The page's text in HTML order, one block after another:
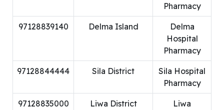
Pharmacy
Delma
Hospital
Pharmacy
Delma Island
97128839140
Sila Hospital
Pharmacy
Sila District
97128844444
Liwa
Liwa District
97128835000